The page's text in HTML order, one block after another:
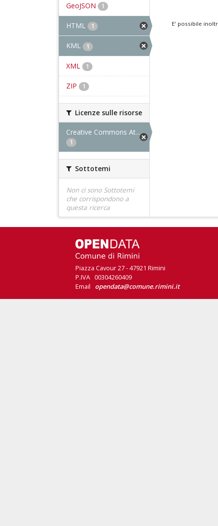
GeoJSON 1
HTML 1
KML 1
XML 1
ZIP 1
Licenze sulle risorse
Creative Commons At...
1
Sottotemi
Non ci sono Sottotemi
che corrispondono a
questa ricerca
E' possibile
Piazza Cavour 27 - 47921 Rimini
P.IVA 00304260409
Email opendata@comune.rimini.it